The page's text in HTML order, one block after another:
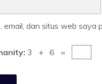
email, dan situs web
3 + 6 =